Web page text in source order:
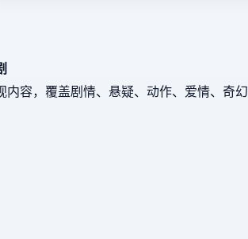
内容，覆盖剧情、悬疑、动作、爱情、奇